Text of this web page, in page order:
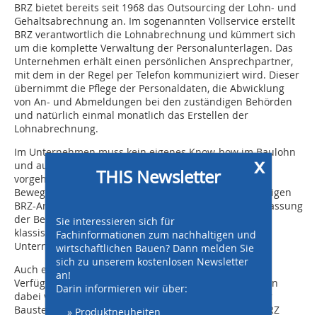
BRZ bietet bereits seit 1968 das Outsourcing der Lohn- und
Gehaltsabrechnung an. Im sogenannten Vollservice erstellt
BRZ verantwortlich die Lohnabrechnung und kümmert sich
um die komplette Verwaltung der Personalunterlagen. Das
Unternehmen erhält einen persönlichen Ansprechpartner,
mit dem in der Regel per Telefon kommuniziert wird. Dieser
übernimmt die Pflege der Personaldaten, die Abwicklung
von An- und Abmeldungen bei den zuständigen Behörden
und natürlich einmal monatlich das Erstellen der
Lohnabrechnung.
Im Unternehmen muss kein eigenes Know-how im Baulohn
und auch keine Hardware- und Softwarekenntnisse
vorgehalten werden. Lediglich die laufenden
Bewegungsdaten müssen erfasst und an den zuständigen
BRZ-Ansprechpartner übermittelt werden. Bei der Erfassung
der Bewegungsdaten hat der Kunde die Wahl. Für die
klassische Erfassung auf Papier, stellt BRZ den
Unternehmen Stundenkarten zur Verfügung.
Auch eine papierlose, elektronische Variante steht zur
Verfügung. Die Arbeitszeiten der Arbeitnehmer werden
dabei von einem Vorarbeiter oder Polier direkt auf der
Baustelle elektronisch erfasst und anschließend an BRZ
x
THIS Newsletter
Sie interessieren sich für
Fachinformationen zum nachhaltigen und
wirtschaftlichen Bauen? Dann melden Sie
sich zu unserem kostenlosen Newsletter
an!
Darin informieren wir über:
» Produktneuheiten